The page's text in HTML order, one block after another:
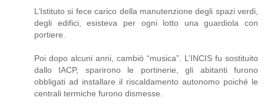
L’Istituto si fece carico della manutenzione degli spazi verdi,
degli edifici, esisteva per ogni lotto una guardiola con
portiere.
Poi dopo alcuni anni, cambiò “musica”. L’INCIS fu sostituito
dallo IACP, sparirono le portinerie, gli abitanti furono
obbligati ad installare il riscaldamento autonomo poiché le
centrali termiche furono dismesse.